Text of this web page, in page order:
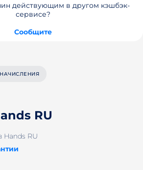
действующим в другом кэшбэк-
сервисе?
Сообщите
RU
Hands RU